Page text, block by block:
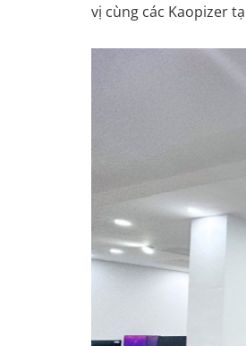
vị cùng các Kaopizer